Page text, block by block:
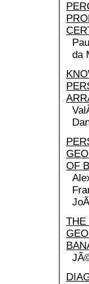
da
OF
THE